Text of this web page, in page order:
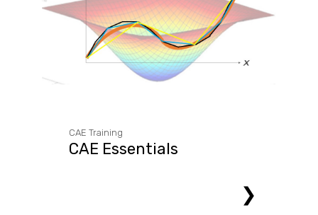
CAE Training
CAE Essentials
❯